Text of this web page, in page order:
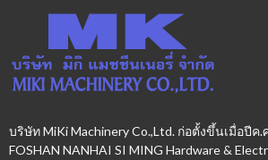
บริษัท MiKi Machinery Co.,Ltd. ก่อตั้งขึ้นเมื่อปีค
FOSHAN NANHAI SI MING Hardware &